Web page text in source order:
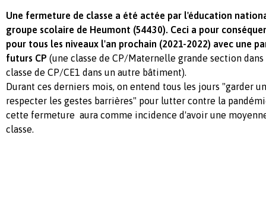
Une fermeture de classe a été actée par l'éducation
groupe scolaire de Heumont (54430). Ceci a pour
pour tous les niveaux l'an prochain (2021-2022) avec une
futurs CP (une classe de CP/Maternelle grande section
classe de CP/CE1 dans un autre bâtiment).
Durant ces derniers mois, on entend tous les jours "garder
respecter les gestes barrières" pour lutter contre la
cette fermeture aura comme incidence d'avoir une
classe.